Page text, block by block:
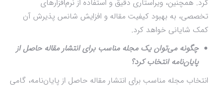
کرد. همچنین، ویراستاری دقیق و استفاده از نرم‌افزارهای
تخصصی، به بهبود کیفیت مقاله و افزایش شانس پذیرش آن
کمک شایانی خواهد کرد.
چگونه می‌توان یک مجله مناسب برای انتشار مقاله حاصل از
پایان‌نامه انتخاب کرد؟
انتخاب مجله مناسب برای انتشار مقاله حاصل از پایان‌نامه، گامی